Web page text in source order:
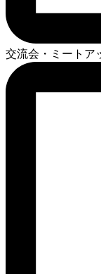
交流会・ミートア